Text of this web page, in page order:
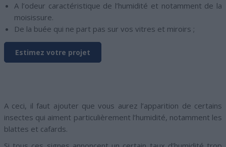
A l’odeur caractéristique de l’humidité et notamment de la
moisissure.
De la buée qui ne part pas sur vos vitres et miroirs ;
Estimez votre projet
A ceci, il faut ajouter que vous aurez l’apparition de certains
insectes qui aiment particulièrement l’humidité, notamment les
blattes et cafards.